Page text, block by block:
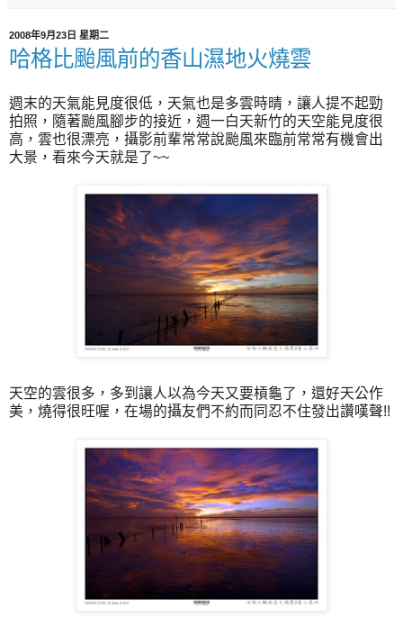
2008年9月23日 星期二
哈格比颱風前的香山濕地火燒雲
週末的天氣能見度很低，天氣也是多雲時晴，讓人提不起勁
拍照，隨著颱風腳步的接近，週一白天新竹的天空能見度很
高，雲也很漂亮，攝影前輩常常說颱風來臨前常常有機會出
大景，看來今天就是了~~
天空的雲很多，多到讓人以為今天又要槓龜了，還好天公作
美，燒得很旺喔，在場的攝友們不約而同忍不住發出讚嘆聲!!